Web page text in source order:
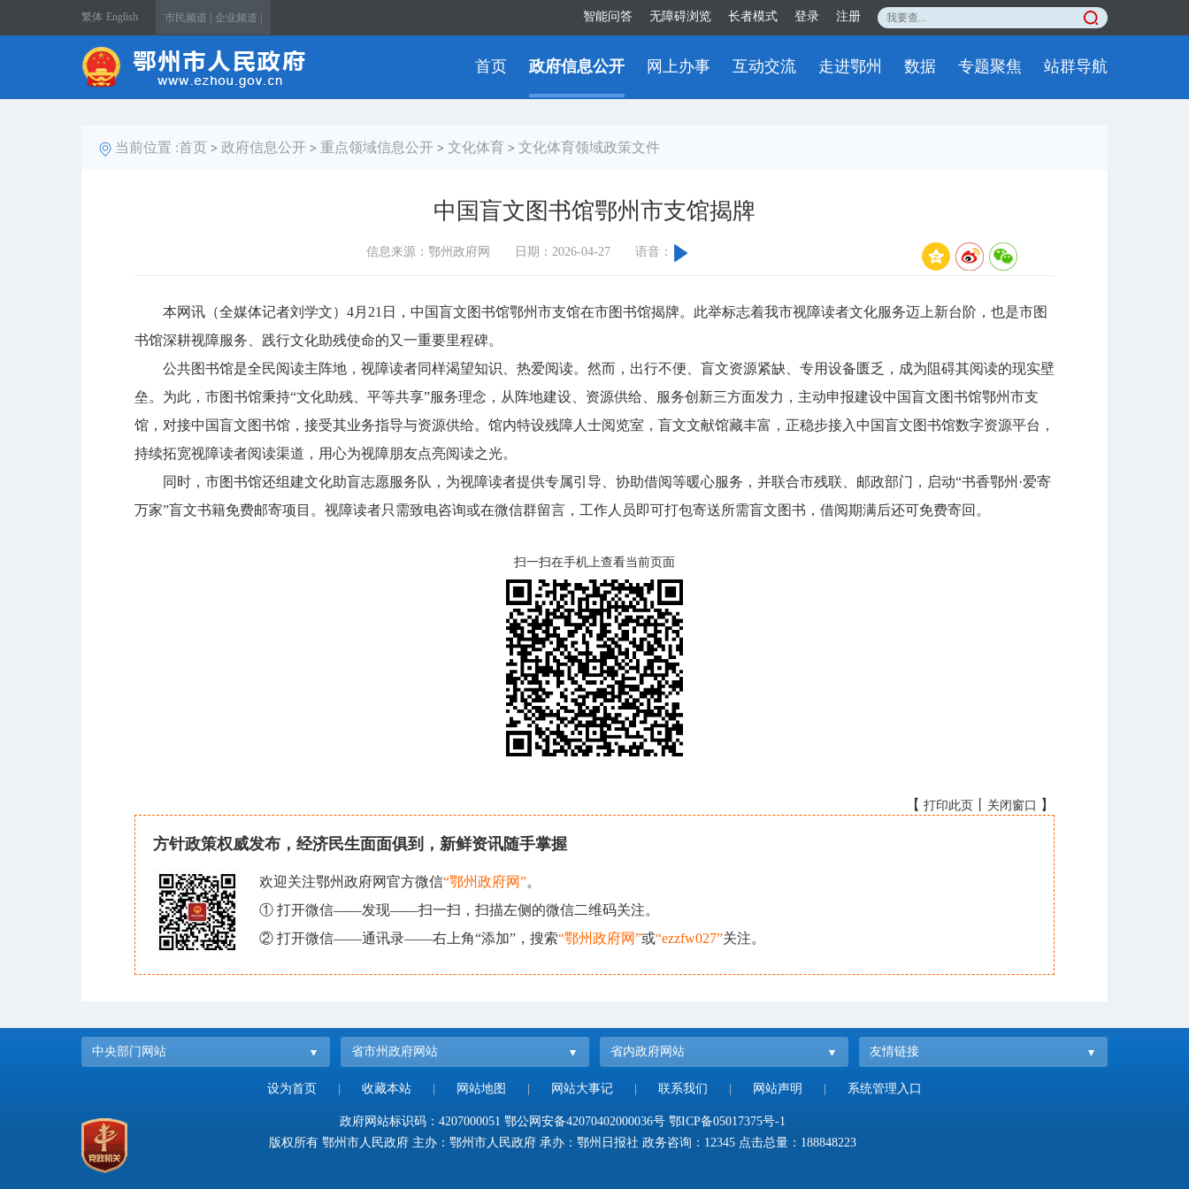
繁体 English 市民频道 | 企业频道 | 智能问答 无障碍浏览 长者模式 登录 注册
首页 政府信息公开 网上办事 互动交流 走进鄂州 数据 专题聚焦 站群导航
当前位置 :首页 > 政府信息公开 > 重点领域信息公开 > 文化体育 > 文化体育领域政策文件
中国盲文图书馆鄂州市支馆揭牌
信息来源：鄂州政府网 日期：2026-04-27 语音：
本网讯（全媒体记者刘学文）4月21日，中国盲文图书馆鄂州市支馆在市图书馆揭牌。此举标志着我市视障读者文化服务迈上新台阶，也是市图
书馆深耕视障服务、践行文化助残使命的又一重要里程碑。
公共图书馆是全民阅读主阵地，视障读者同样渴望知识、热爱阅读。然而，出行不便、盲文资源紧缺、专用设备匮乏，成为阻碍其阅读的现实壁
垒。为此，市图书馆秉持“文化助残、平等共享”服务理念，从阵地建设、资源供给、服务创新三方面发力，主动申报建设中国盲文图书馆鄂州市支
馆，对接中国盲文图书馆，接受其业务指导与资源供给。馆内特设残障人士阅览室，盲文文献馆藏丰富，正稳步接入中国盲文图书馆数字资源平台，
持续拓宽视障读者阅读渠道，用心为视障朋友点亮阅读之光。
同时，市图书馆还组建文化助盲志愿服务队，为视障读者提供专属引导、协助借阅等暖心服务，并联合市残联、邮政部门，启动“书香鄂州·爱寄
万家”盲文书籍免费邮寄项目。视障读者只需致电咨询或在微信群留言，工作人员即可打包寄送所需盲文图书，借阅期满后还可免费寄回。
扫一扫在手机上查看当前页面
【 打印此页 关闭窗口 】
方针政策权威发布，经济民生面面俱到，新鲜资讯随手掌握
欢迎关注鄂州政府网官方微信“鄂州政府网”。
① 打开微信——发现——扫一扫，扫描左侧的微信二维码关注。
② 打开微信——通讯录——右上角“添加”，搜索“鄂州政府网”或“ezzfw027”关注。
中央部门网站 省市州政府网站 省内政府网站 友情链接
设为首页 收藏本站 网站地图 网站大事记 联系我们 网站声明 系统管理入口
政府网站标识码：4207000051 鄂公网安备42070402000036号 鄂ICP备05017375号-1
版权所有 鄂州市人民政府 主办：鄂州市人民政府 承办：鄂州日报社 政务咨询：12345 点击总量： 188848223